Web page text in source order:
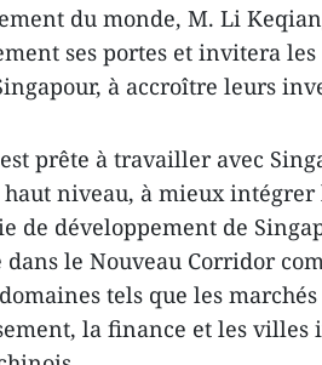
du monde, M. Li
ses portes et invitera
à accroître leurs
prête à travailler avec
haut niveau, à mieux
de développement de
le Nouveau Corridor
tels que les
la finance et les